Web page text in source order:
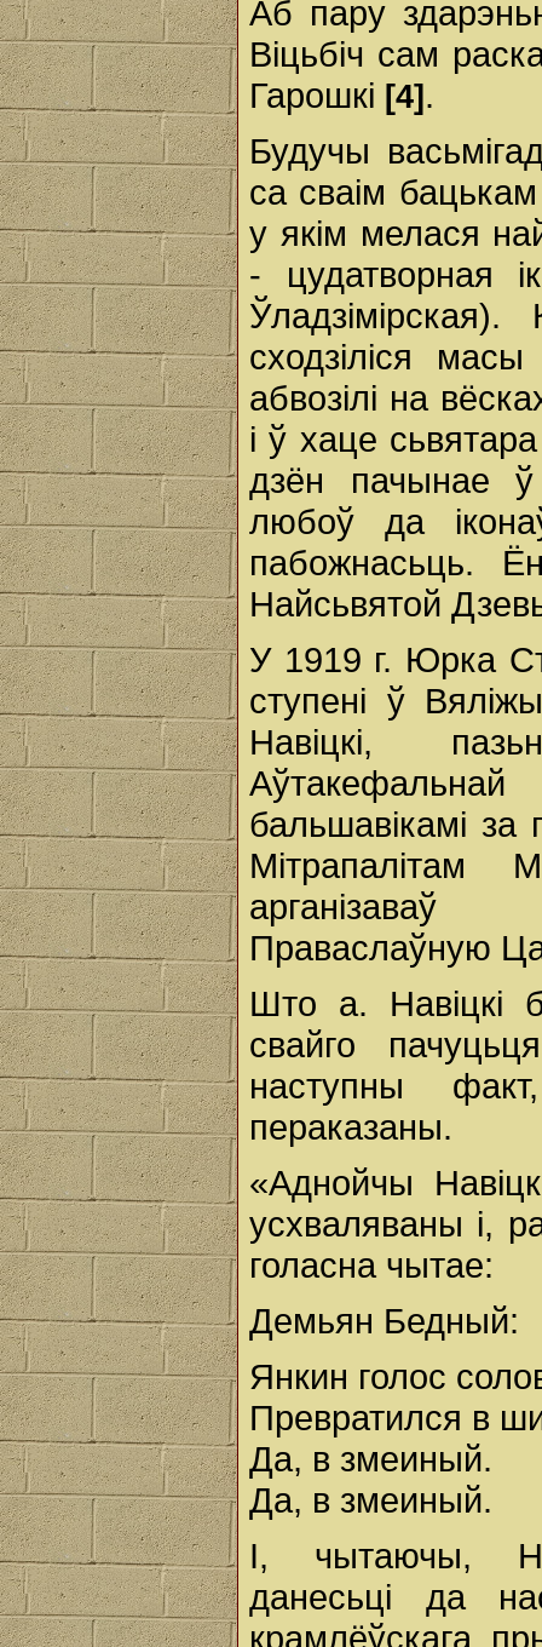
Аб пару
Віцьбіч сам
Гарошкі [4] .
Будучы
са сваім
у якім мелася
- цудатворная
сходзіліся
абвозілі на
i ў хаце
дзён пачынае
любоў да
пабожнасьць.
Найсьвятой
У 1919 г. Юрка
ступені ў
Навіцкі,
бальшавікамі за
Праваслаўную
Што а. Навіцкі
свайго
наступны
пераказаны.
«Аднойчы
усхваляваны і,
голасна чытае:
Демьян Бедный:
Янкин голос
Превратился в
Да, в змеиный.
Да, в змеиный.
I, чытаючы,
данесьці да
крамлёўскага